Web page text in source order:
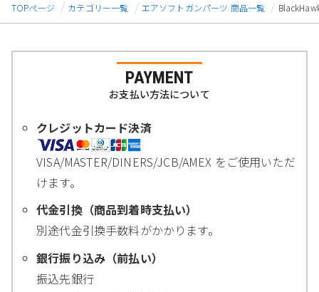
TOPページ
カテゴリー一覧 エアソフトガンパーツ 商品一覧
PAYMENT
お支払い方法について
クレジットカード決済
VISA/MASTER/DINERS/JCB/AMEX をご使用いただ
けます。
代金引換（商品到着時支払い）
別途代金引換手数料がかかります。
銀行振り込み（前払い）
振込先銀行